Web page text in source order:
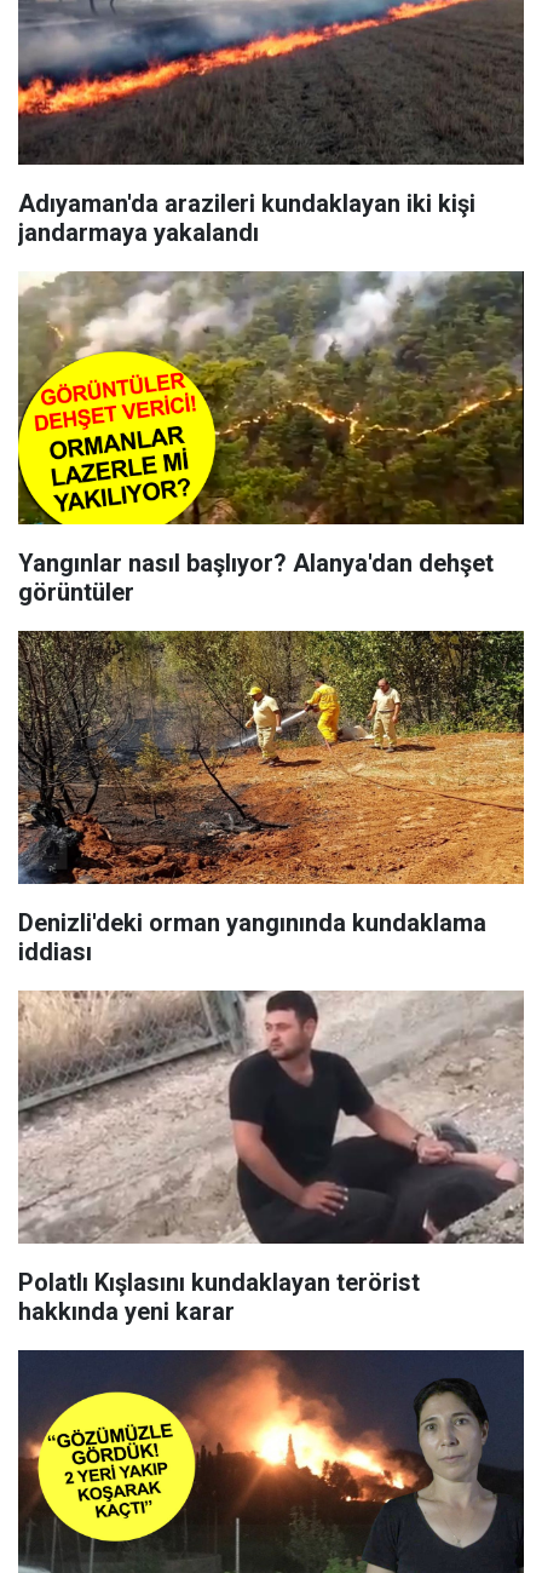
Adıyaman'da arazileri kundaklayan iki kişi
jandarmaya yakalandı
Yangınlar nasıl başlıyor? Alanya'dan dehşet
görüntüler
Denizli'deki orman yangınında kundaklama
iddiası
Polatlı Kışlasını kundaklayan terörist
hakkında yeni karar